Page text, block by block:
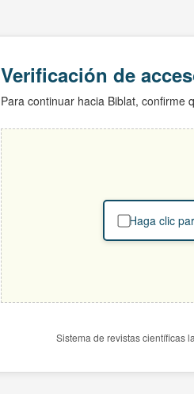
Verificación de
Para continuar hacia Biblat, confirme
Haga clic
Sistema de revistas científicas